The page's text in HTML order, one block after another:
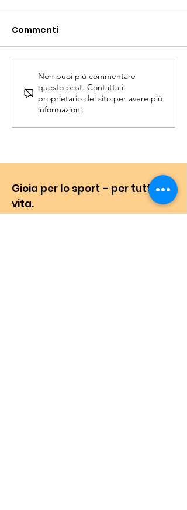
Il nostro meeting: un
successo collettivo!
Commenti
Non puoi più commentare
questo post. Contatta il
proprietario del sito per avere più
informazioni.
Gioia per lo sport – per tutta la
vita.